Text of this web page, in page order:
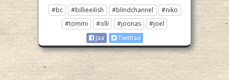
#bc #billieeilish #blindchannel
#niko
#tommi
#olli #joonas
#joel
Jaa
Twiittaa